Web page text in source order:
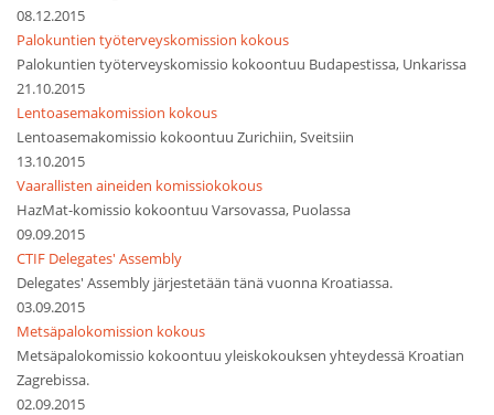
08.12.2015
Palokuntien työterveyskomission kokous
Palokuntien työterveyskomissio kokoontuu Budapestissa, Unkarissa
21.10.2015
Lentoasemakomission kokous
Lentoasemakomissio kokoontuu Zurichiin, Sveitsiin
13.10.2015
Vaarallisten aineiden komissiokokous
HazMat-komissio kokoontuu Varsovassa, Puolassa
09.09.2015
CTIF Delegates' Assembly
Delegates' Assembly järjestetään tänä vuonna Kroatiassa.
03.09.2015
Metsäpalokomission kokous
Metsäpalokomissio kokoontuu yleiskokouksen yhteydessä Kroatian
Zagrebissa.
02.09.2015